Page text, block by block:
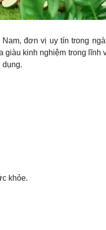
đơn vị uy tín trong
giàu kinh nghiệm trong lĩnh
khỏe.